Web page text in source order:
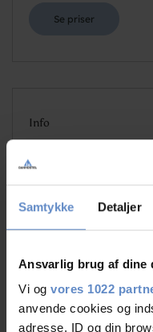
Samtykke Detaljer
Ansvarlig brug af dine
Vi og vores 1022
anvende cookies og
adresse, ID og din
Se priser
Info
Antal værelser med bad og/